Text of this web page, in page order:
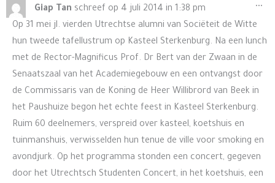
Giap Tan schreef op 4 juli 2014 in 1:38 pm
Op 31 mei jl. vierden Utrechtse alumni van Sociëteit de Witte
hun tweede tafellustrum op Kasteel Sterkenburg. Na een lunch
met de Rector-Magnificus Prof. Dr Bert van der Zwaan in de
Senaatszaal van het Academiegebouw en een ontvangst door
de Commissaris van de Koning de Heer Willibrord van Beek in
het Paushuize begon het echte feest in Kasteel Sterkenburg.
Ruim 60 deelnemers, verspreid over kasteel, koetshuis en
tuinmanshuis, verwisselden hun tenue de ville voor smoking en
avondjurk. Op het programma stonden een concert, gegeven
door het Utrechtsch Studenten Concert, in het koetshuis, een
...